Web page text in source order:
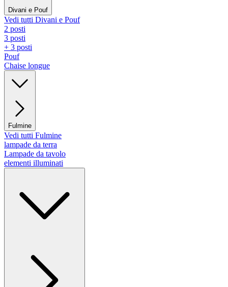
Divani e Pouf
Vedi tutti Divani e Pouf
2 posti
3 posti
+ 3 posti
Pouf
Chaise longue
Fulmine
Vedi tutti Fulmine
lampade da terra
Lampade da tavolo
elementi illuminati